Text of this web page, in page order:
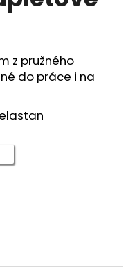
z pružného
do práce i na